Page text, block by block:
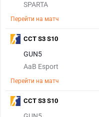
SPARTA
Перейти на матч
GUN5
AaB Esport
Перейти на матч
CCT S3 S10
CCT S3 S10